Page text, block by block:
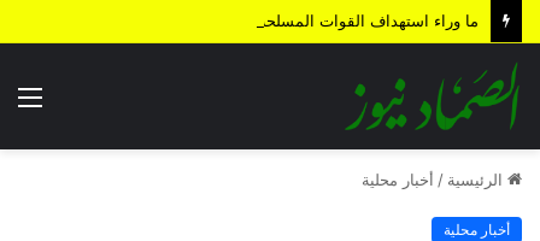
ما وراء استهداف القوات المسلحة اليمنية لمنطقة المخا المحتلة؟
الرئيسية / أخبار محلية
أخبار محلية